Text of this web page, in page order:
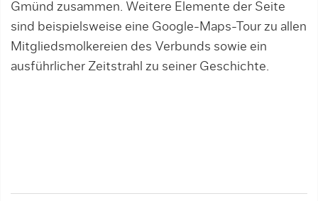
Gmünd zusammen. Weitere Elemente der Seite
sind beispielsweise eine Google-Maps-Tour zu allen
Mitgliedsmolkereien des Verbunds sowie ein
ausführlicher Zeitstrahl zu seiner Geschichte.